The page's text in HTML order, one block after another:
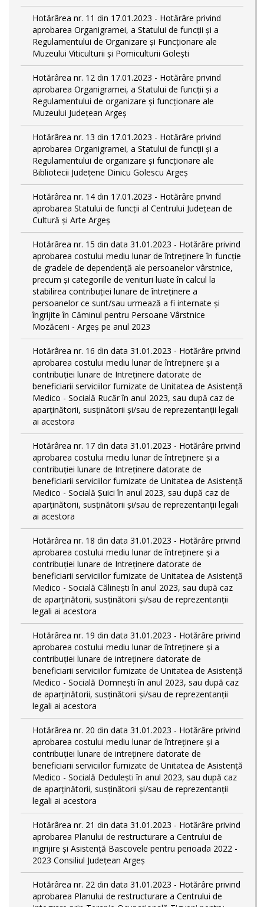
Hotărârea nr. 11 din 17.01.2023 - Hotărâre privind
aprobarea Organigramei, a Statului de funcții și a
Regulamentului de Organizare și Funcționare ale
Muzeului Viticulturii și Pomiculturii Golești
Hotărârea nr. 12 din 17.01.2023 - Hotărâre privind
aprobarea Organigramei, a Statului de funcții și a
Regulamentului de organizare și funcționare ale
Muzeului Județean Argeș
Hotărârea nr. 13 din 17.01.2023 - Hotărâre privind
aprobarea Organigramei, a Statului de funcții și a
Regulamentului de organizare și funcționare ale
Bibliotecii Județene Dinicu Golescu Argeș
Hotărârea nr. 14 din 17.01.2023 - Hotărâre privind
aprobarea Statului de funcţii al Centrului Județean de
Cultură și Arte Argeș
Hotărârea nr. 15 din data 31.01.2023 - Hotărâre privind
aprobarea costului mediu lunar de întreţinere în funcţie
de gradele de dependenţă ale persoanelor vârstnice,
precum şi categorille de venituri luate în calcul la
stabilirea contribuţiei lunare de întreţinere a
persoanelor ce sunt/sau urmează a fi internate şi
îngrijite în Căminul pentru Persoane Vârstnice
Mozăceni - Argeş pe anul 2023
Hotărârea nr. 16 din data 31.01.2023 - Hotărâre privind
aprobarea costului mediu lunar de întreţinere şi a
contribuţiei lunare de Intreţinere datorate de
beneficiarii serviciilor furnizate de Unitatea de Asistenţă
Medico - Socială Rucăr în anul 2023, sau după caz de
aparţinătorii, susţinătorii şi/sau de reprezentanţii legali
ai acestora
Hotărârea nr. 17 din data 31.01.2023 - Hotărâre privind
aprobarea costului mediu lunar de întreţinere şi a
contribuţiei lunare de Intreţinere datorate de
beneficiarii serviciilor furnizate de Unitatea de Asistenţă
Medico - Socială Şuici în anul 2023, sau după caz de
aparţinătorii, susţinătorii şi/sau de reprezentanţii legali
ai acestora
Hotărârea nr. 18 din data 31.01.2023 - Hotărâre privind
aprobarea costului mediu lunar de întreţinere şi a
contribuţiei lunare de Intreţinere datorate de
beneficiarii serviciilor furnizate de Unitatea de Asistenţă
Medico - Socială Călineşti în anul 2023, sau după caz
de aparţinătorii, susţinătorii şi/sau de reprezentanţii
legali ai acestora
Hotărârea nr. 19 din data 31.01.2023 - Hotărâre privind
aprobarea costului mediu lunar de întreţinere şi a
contribuţiei lunare de intreţinere datorate de
beneficiarii serviciilor furnizate de Unitatea de Asistenţă
Medico - Socială Domneşti în anul 2023, sau după caz
de aparţinătorii, susţinătorii şi/sau de reprezentanţii
legali ai acestora
Hotărârea nr. 20 din data 31.01.2023 - Hotărâre privind
aprobarea costului mediu lunar de întreţinere şi a
contribuţiei lunare de intreţinere datorate de
beneficiarii serviciilor furnizate de Unitatea de Asistenţă
Medico - Socială Deduleşti în anul 2023, sau după caz
de aparţinătorii, susţinătorii şi/sau de reprezentanţii
legali ai acestora
Hotărârea nr. 21 din data 31.01.2023 - Hotărâre privind
aprobarea Planului de restructurare a Centrului de
ingrijire şi Asistenţă Bascovele pentru perioada 2022 -
2023 Consiliul Judeţean Argeş
Hotărârea nr. 22 din data 31.01.2023 - Hotărâre privind
aprobarea Planului de restructurare a Centrului de